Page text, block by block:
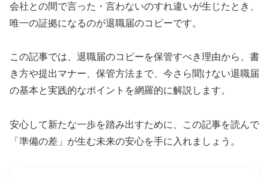
会社との間で言った・言わないのすれ違いが生じたとき、
唯一の証拠になるのが退職届のコピーです。
この記事では、退職届のコピーを保管すべき理由から、書
き方や提出マナー、保管方法まで、今さら聞けない退職届
の基本と実践的なポイントを網羅的に解説します。
安心して新たな一歩を踏み出すために、この記事を読んで
「準備の差」が生む未来の安心を手に入れましょう。